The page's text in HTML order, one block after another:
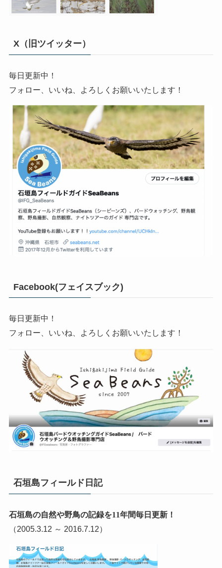
X（旧ツイッター）
毎日更新中！
フォロー、いいね、よろしくお願いいたします！
Facebook(フェイスブック)
毎日更新中！
フォロー、いいね、よろしくお願いいたします！
石垣島フィールド日記
石垣島の自然や野鳥の記録を11年間毎日更新！
（2005.3.12 ～ 2016.7.12）